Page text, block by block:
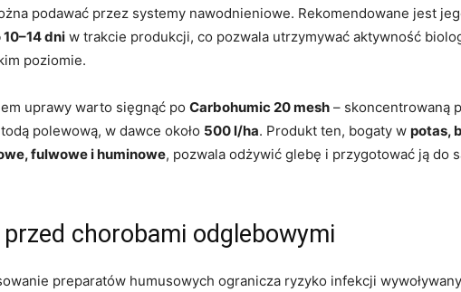
podawać przez systemy nawodnieniowe. Rekomendowane jest
dni w trakcie produkcji, co pozwala utrzymywać aktywność
poziomie.
uprawy warto sięgnąć po Carbohumic 20 mesh – skoncentrowaną
polewową, w dawce około 500 l/ha. Produkt ten, bogaty w potas,
fulwowe i huminowe, pozwala odżywić glebę i przygotować ją do
chorobami odglebowymi
preparatów humusowych ogranicza ryzyko infekcji